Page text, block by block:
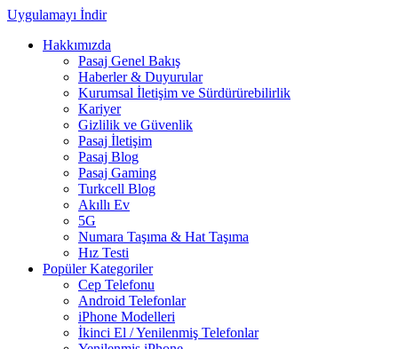
Uygulamayı İndir
Hakkımızda
Pasaj Genel Bakış
Haberler & Duyurular
Kurumsal İletişim ve Sürdürürebilirlik
Kariyer
Gizlilik ve Güvenlik
Pasaj İletişim
Pasaj Blog
Pasaj Gaming
Turkcell Blog
Akıllı Ev
5G
Numara Taşıma & Hat Taşıma
Hız Testi
Popüler Kategoriler
Cep Telefonu
Android Telefonlar
iPhone Modelleri
İkinci El / Yenilenmiş Telefonlar